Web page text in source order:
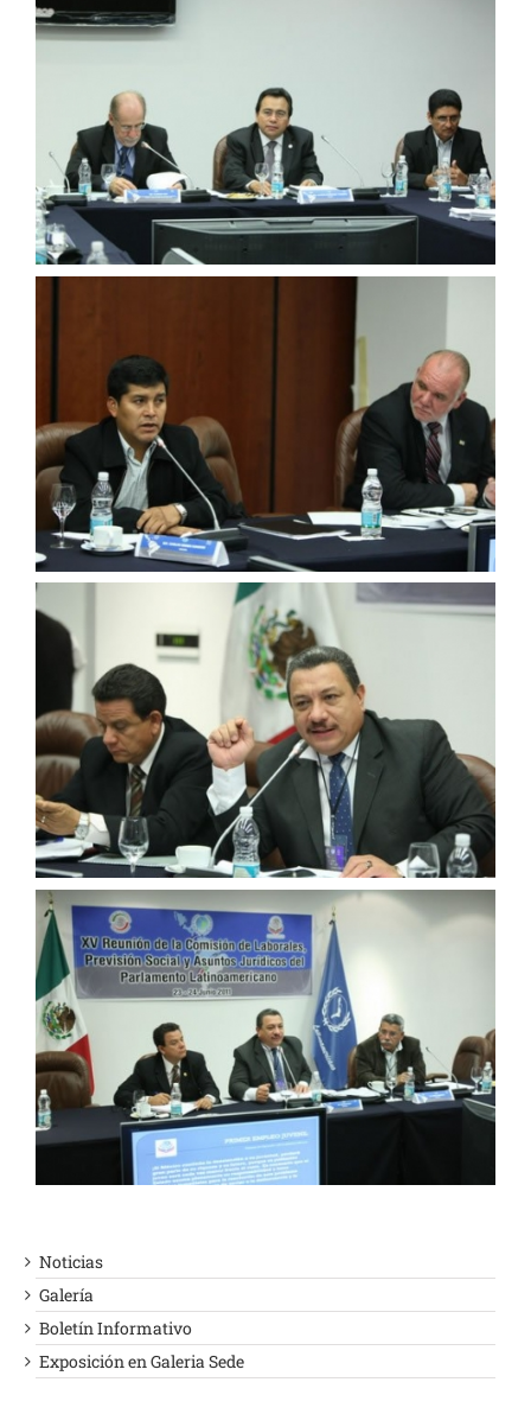
Noticias
Galería
Boletín Informativo
Exposición en Galeria Sede